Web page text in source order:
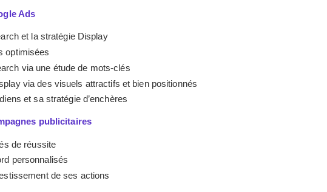
Ads
et la stratégie Display
optimisées
via une étude de mots-clés
via des visuels attractifs et bien positionnés
et sa stratégie d’enchères
publicitaires
de réussite
personnalisés
de ses actions